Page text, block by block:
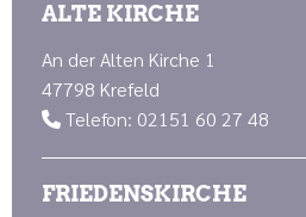
ALTE KIRCHE
An der Alten Kirche 1
47798 Krefeld
 Telefon: 02151 60 27 48
FRIEDENSKIRCHE